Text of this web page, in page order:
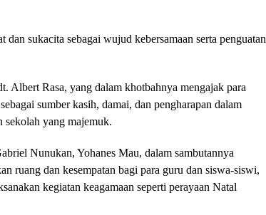
sukacita sebagai wujud kebersamaan serta penguatan
Albert Rasa, yang dalam khotbahnya mengajak para
sumber kasih, damai, dan pengharapan dalam
sekolah yang majemuk.
Nunukan, Yohanes Mau, dalam sambutannya
ruang dan kesempatan bagi para guru dan siswa-siswi,
kegiatan keagamaan seperti perayaan Natal